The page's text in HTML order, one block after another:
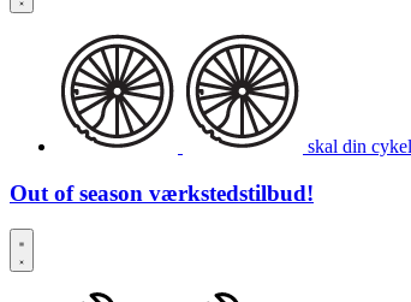
skal din
Out of season værkstedstilbud!